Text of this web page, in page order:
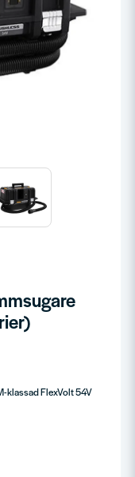
klassad FlexVolt 54V